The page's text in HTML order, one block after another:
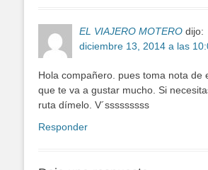
EL VIAJERO MOTERO dijo:
diciembre 13, 2014 a las
Hola compañero. pues toma nota de
que te va a gustar mucho. Si
ruta dímelo. V´sssssssss
Responder